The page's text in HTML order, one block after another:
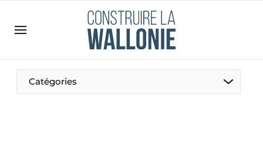
Emploi
Enregistrer une offre d’emploi
Catégories